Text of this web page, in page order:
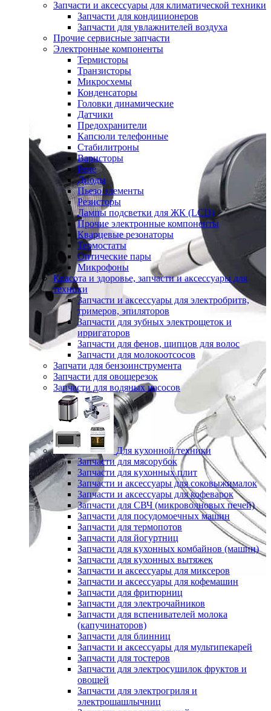
Запчасти и аксессуары для климатической техники
Запчасти для кондиционеров
Запчасти для увлажнителей воздуха
Прочие сервисные запчасти
Электронные компоненты
Термисторы
Транзисторы
Микросхемы
Конденсаторы
Головки динамические
Датчики
Предохранители
Капсюли телефонные
Стабилитроны
Варисторы
Реле
Диоды
Пьезо элементы
Резисторы
Лампы подсветки для ЖК (LCD)
Прочие электронные компоненты
Кварцевые резонаторы
Термостаты
Оптические пары
Микрофоны
Красота и здоровье, запчасти и аксессуары для
техники
Запчасти и аксессуары для электробритв,
тримеров, эпиляторов
Запчасти для зубных электрощеток и
ирригаторов
Запчасти для фенов, щипцов для волос
Запчасти для молокоотсосов
Запчати для бензоинструмента
Запчасти для овощерезок
Запчасти для водяных насосов
Для кухонной техники
Запчасти для мясорубок
Запчасти для кухонных плит
Запчасти и аксессуары для соковыжималок
Запчасти и аксессуары для кофеварок
Запчасти для СВЧ (микроволновых печей)
Запчасти для посудомоечных машин
Запчасти для термопотов
Запчасти для йогуртниц
Запчасти для кухонных комбайнов (машин)
Запчасти для кухонных вытяжек
Запчасти и аксессуары для миксеров
Запчасти и аксессуары для кофемашин
Запчасти для фритюрниц
Запчасти для электрочайников
Запчасти для вспенивателей молока
(капучинаторов)
Запчасти для блинниц
Запчасти и аксессуары для мультипекарей
Запчасти для тостеров
Запчасти для электросушилок фруктов и
овощей
Запчасти для электрогриля и
электрошашлычниц